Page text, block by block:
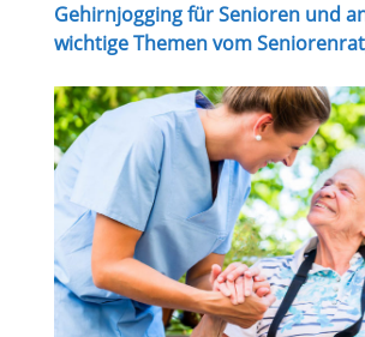
Gehirnjogging für Senioren und
wichtige Themen vom